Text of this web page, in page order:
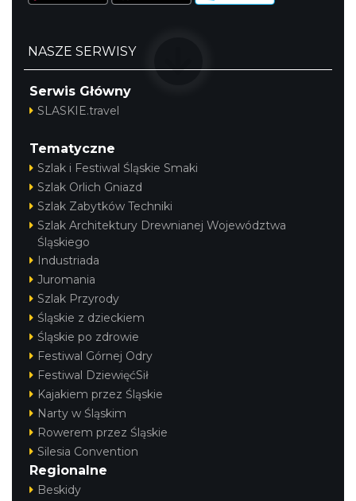
NASZE SERWISY
Serwis Główny
SLASKIE.travel
Tematyczne
Szlak i Festiwal Śląskie Smaki
Szlak Orlich Gniazd
Szlak Zabytków Techniki
Szlak Architektury Drewnianej Województwa
Śląskiego
Industriada
Juromania
Szlak Przyrody
Śląskie z dzieckiem
Śląskie po zdrowie
Festiwal Górnej Odry
Festiwal DziewięćSił
Kajakiem przez Śląskie
Narty w Śląskim
Rowerem przez Śląskie
Silesia Convention
Regionalne
Beskidy